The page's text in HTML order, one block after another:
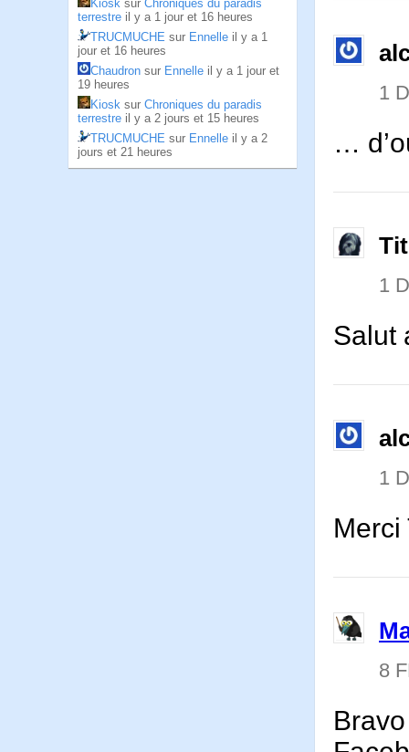
Kiosk sur Chroniques du paradis
terrestre il y a 1 jour et 16 heures
TRUCMUCHE sur Ennelle il y a 1
jour et 16 heures
Chaudron sur Ennelle il y a 1 jour et
19 heures
Kiosk sur Chroniques du paradis
terrestre il y a 2 jours et 15 heures
TRUCMUCHE sur Ennelle il y a 2
jours et 21 heures
1
…
1
Salut
1
Merci
8